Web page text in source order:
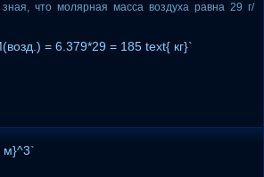
что молярная масса воздуха равна 29 г/
= 6.379*29 = 185 text{ кг}`
м}^3`